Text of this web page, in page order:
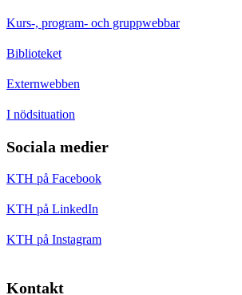
Kurs-, program- och gruppwebbar
Biblioteket
Externwebben
I nödsituation
Sociala medier
KTH på Facebook
KTH på LinkedIn
KTH på Instagram
Kontakt